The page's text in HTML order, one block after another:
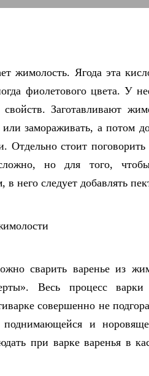
жимолость. Ягода эта
фиолетового цвета. У
Заготавливают
замораживать, а потом
Отдельно стоит поговорить
но для того,
него следует добавлять
сварить варенье из
Весь процесс варки
совершенно не
поднимающейся и
при варке варенья в